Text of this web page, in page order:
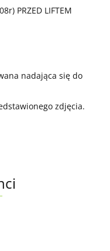
PRZED LIFTEM
nadająca się do
zdjęcia.